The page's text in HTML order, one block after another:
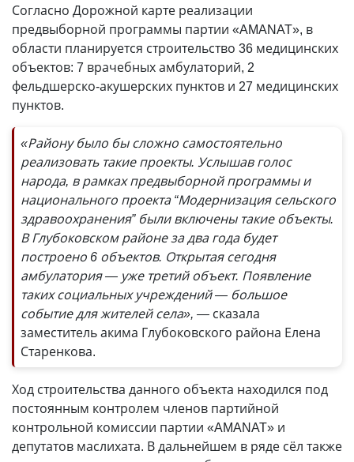
Согласно Дорожной карте реализации
предвыборной программы партии «AMANAT», в
области планируется строительство 36 медицинских
объектов: 7 врачебных амбулаторий, 2
фельдшерско-акушерских пунктов и 27 медицинских
пунктов.
«Району было бы сложно самостоятельно
реализовать такие проекты. Услышав голос
народа, в рамках предвыборной программы и
национального проекта “Модернизация сельского
здравоохранения” были включены такие объекты.
В Глубоковском районе за два года будет
построено 6 объектов. Открытая сегодня
амбулатория — уже третий объект. Появление
таких социальных учреждений — большое
событие для жителей села», — сказала
заместитель акима Глубоковского района Елена
Старенкова.
Ход строительства данного объекта находился под
постоянным контролем членов партийной
контрольной комиссии партии «AMANAT» и
депутатов маслихата. В дальнейшем в ряде сёл также